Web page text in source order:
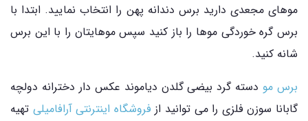
موهای مجعدی دارید برس دندانه پهن را انتخاب نمایید. ابتدا با
برس گره خوردگی موها را باز کنید سپس موهایتان را با این برس
شانه کنید.
برس مو دسته گرد بیضی گلدن دیاموند عکس دار دخترانه دولچه
گابانا سوزن فلزی را می توانید ازفروشگاه اینترنتی آرافامیلی تهیه